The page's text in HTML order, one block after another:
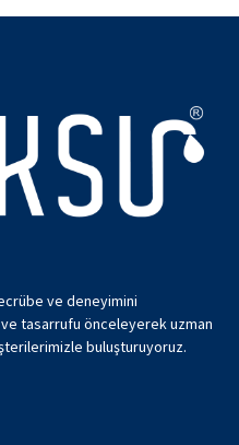
ve deneyimini
ve tasarrufu önceleyerek uzman
buluşturuyoruz.